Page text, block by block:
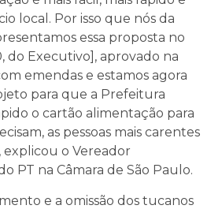
local. Por isso que nós da
essa proposta no
do Executivo], aprovado na
emendas e estamos agora
para que a Prefeitura
o cartão alimentação para
as pessoas mais carentes
explicou o Vereador
PT na Câmara de São Paulo.
e a omissão dos tucanos